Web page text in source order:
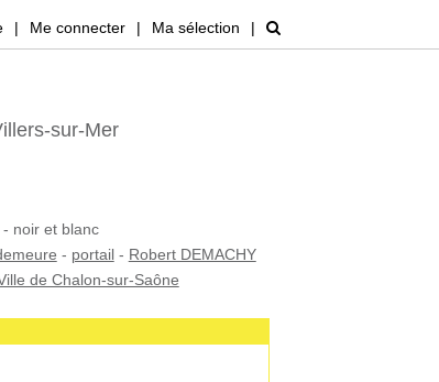
| Me connecter | Ma sélection |
sur-Mer
noir et blanc
- portail- Robert DEMACHY
de Chalon-sur-Saône